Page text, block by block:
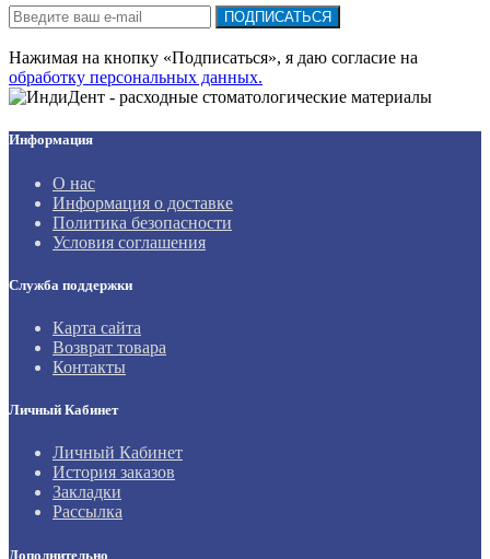
ПОДПИСАТЬСЯ
Нажимая на кнопку «Подписаться», я даю cогласие на
обработку персональных данных.
Информация
О нас
Информация о доставке
Политика безопасности
Условия соглашения
Служба поддержки
Карта сайта
Возврат товара
Контакты
Личный Кабинет
Личный Кабинет
История заказов
Закладки
Рассылка
Дополнительно